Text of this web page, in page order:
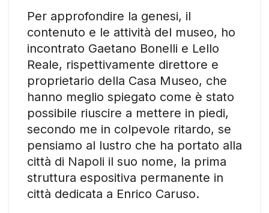
Per approfondire la genesi, il
contenuto e le attività del museo, ho
incontrato Gaetano Bonelli e Lello
Reale, rispettivamente direttore e
proprietario della Casa Museo, che
hanno meglio spiegato come è stato
possibile riuscire a mettere in piedi,
secondo me in colpevole ritardo, se
pensiamo al lustro che ha portato alla
città di Napoli il suo nome, la prima
struttura espositiva permanente in
città dedicata a Enrico Caruso.